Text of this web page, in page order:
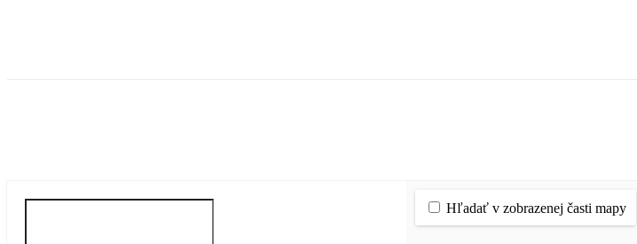
Hľadať v zobrazenej časti mapy